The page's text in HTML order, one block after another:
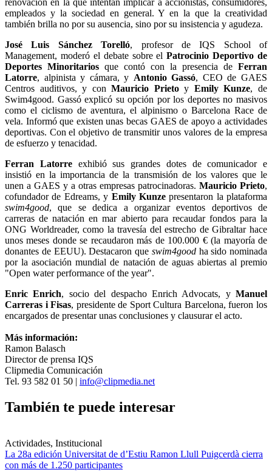
empleados y la sociedad en general. Y en la que la creatividad
también brilla no por su ausencia, sino por su insistencia y agudeza.
José Luis Sánchez Torelló, profesor de IQS School of
Management, moderó el debate sobre elPatrocinio Deportivo de
Deportes Minoritarios que contó con la presencia de Ferran
Latorre, alpinista y cámara, y Antonio Gassó, CEO de GAES
Centros auditivos, y conMauricio Prietoy Emily Kunze, de
Swim4good. Gassó explicó su opción por los deportes no masivos
como el ciclismo de aventura, el alpinismo o Barcelona Race de
vela. Informó que existen unas becas GAES de apoyo a actividades
deportivas. Con el objetivo de transmitir unos valores de la empresa
de esfuerzo y tenacidad.
Ferran Latorreexhibió sus grandes dotes de comunicador e
insistió en la importancia de la transmisión de los valores que le
unen a GAES y a otras empresas patrocinadoras. Mauricio Prieto,
cofundador de Edreams, y Emily Kunzepresentaron la plataforma
swim4good, que se dedica a organizar eventos deportivos de
carreras de natación en mar abierto para recaudar fondos para la
ONG Worldreader, como la travesía del estrecho de Gibraltar hace
unos meses donde se recaudaron más de 100.000 € (la mayoría de
donantes de EEUU). Destacaron que swim4goodha sido nominada
por la asociación mundial de natación de aguas abiertas al premio
"Open water performance of the year".
Enric Enrich, socio del despacho Enrich Advocats, yManuel
Carreras i Fisas, presidente de Sport Cultura Barcelona, fueron los
encargados de presentar unas conclusiones y clausurar el acto.
Más información:
Ramon Balasch
Director de prensa IQS
Clipmedia Comunicación
Tel. 93 582 01 50 | info@clipmedia.net
También te puede interesar
Actividades, Institucional
La 28a edición Universitat de d’Estiu Ramon Llull Puigcerdà cierra
con más de 1.250 participantes